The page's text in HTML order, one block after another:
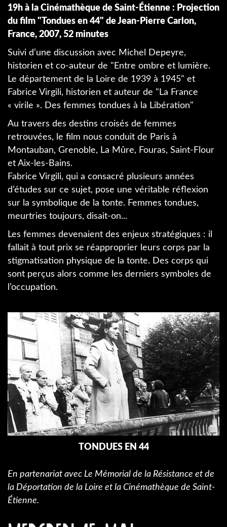
19h à la Cinémathèque de Saint-Étienne : Projection
du film "Tondues en 44" de Jean-Pierre Carlon,
France, 2007, 52 minutes
Suivi d’une discussion avec Michel Depeyre,
historien et co-auteur de "Entre ombre et lumière.
Le département de la Loire de 1939 à 1945" et
Fabrice Virgili, historien et auteur de "La France
« virile ». Des femmes tondues à la Libération"
Au travers des destins croisés de femmes
retrouvées, le film nous conduit de Paris à
Montauban, Grenoble, La Mûre, Fouras, Saint-Flour
et Aix-les-Bains.
Fabrice Virgili, qui a consacré plusieurs années
d’études sur ce sujet, pose une véritable réflexion
sur la symbolique de la tonte. Femmes tondues,
meurtries toujours, disait-on...
Les femmes devenaient des enjeux stratégiques : il
fallait à tout prix se réapproprier leurs corps par la
stigmatisation physique de la tonte. Des corps qui
sont perçus alors comme les derniers symboles de
l’occupation.
TONDUES EN 44
En partenariat avec Le Mémorial de la Résistance et de
la Déportation de la Loire et la Cinémathèque de Saint-
Étienne.